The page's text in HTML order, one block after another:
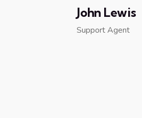
John Lewis
Support Agent